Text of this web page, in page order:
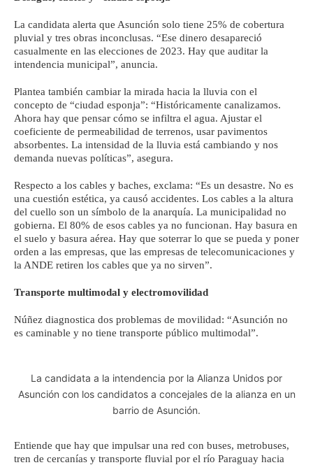
La candidata alerta que Asunción solo tiene 25% de cobertura
pluvial y tres obras inconclusas. “Ese dinero desapareció
casualmente en las elecciones de 2023. Hay que auditar la
intendencia municipal”, anuncia.
Plantea también cambiar la mirada hacia la lluvia con el
concepto de “ciudad esponja”: “Históricamente canalizamos.
Ahora hay que pensar cómo se infiltra el agua. Ajustar el
coeficiente de permeabilidad de terrenos, usar pavimentos
absorbentes. La intensidad de la lluvia está cambiando y nos
demanda nuevas políticas”, asegura.
Respecto a los cables y baches, exclama: “Es un desastre. No es
una cuestión estética, ya causó accidentes. Los cables a la altura
del cuello son un símbolo de la anarquía. La municipalidad no
gobierna. El 80% de esos cables ya no funcionan. Hay basura en
el suelo y basura aérea. Hay que soterrar lo que se pueda y poner
orden a las empresas, que las empresas de telecomunicaciones y
la ANDE retiren los cables que ya no sirven”.
Transporte multimodal y electromovilidad
Núñez diagnostica dos problemas de movilidad: “Asunción no
es caminable y no tiene transporte público multimodal”.
La candidata a la intendencia por la Alianza Unidos por
Asunción con los candidatos a concejales de la alianza en un
barrio de Asunción.
Entiende que hay que impulsar una red con buses, metrobuses,
tren de cercanías y transporte fluvial por el río Paraguay hacia